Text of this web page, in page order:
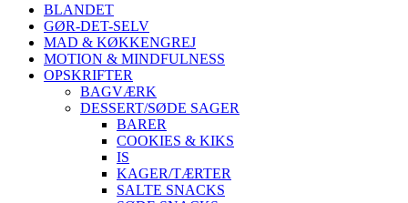
BLANDET
GØR-DET-SELV
MAD & KØKKENGREJ
MOTION & MINDFULNESS
OPSKRIFTER
BAGVÆRK
DESSERT/SØDE SAGER
BARER
COOKIES & KIKS
IS
KAGER/TÆRTER
SALTE SNACKS